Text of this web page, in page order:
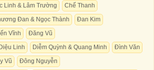
Linh & Lâm Trường
Chế Thanh
Đan & Ngọc Thành
Đan Kim
Vĩnh
Đăng Vũ
Linh
Diễm Quỳnh & Quang Minh
Đình Văn
Vũ
Đông Nguyễn